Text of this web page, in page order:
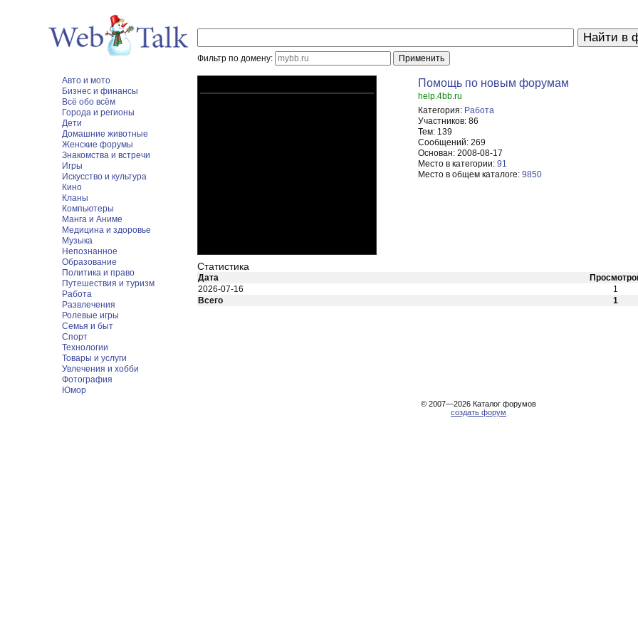
Фильтр по домену:
Авто и мото
Бизнес и финансы
Всё обо всём
Города и регионы
Дети
Домашние животные
Женские форумы
Знакомства и встречи
Игры
Искусство и культура
Кино
Кланы
Компьютеры
Манга и Аниме
Медицина и здоровье
Музыка
Непознанное
Образование
Политика и право
Путешествия и туризм
Работа
Развлечения
Ролевые игры
Семья и быт
Спорт
Технологии
Товары и услуги
Увлечения и хобби
Фотография
Юмор
Помощь по новым форумам
help.4bb.ru
Категория: Работа
Участников: 86
Тем: 139
Сообщений: 269
Основан: 2008-08-17
Место в категории: 91
Место в общем каталоге: 9850
Статистика
Дата
2026-07-16
1
Всего
1
© 2007—2026 Каталог форумов
создать форум